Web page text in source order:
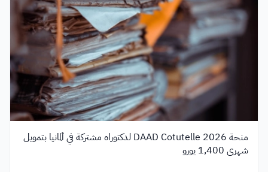
منحة DAAD Cotutelle 2026 لدكتوراه مشتركة في ألمانيا بتمويل
شهري 1,400 يورو